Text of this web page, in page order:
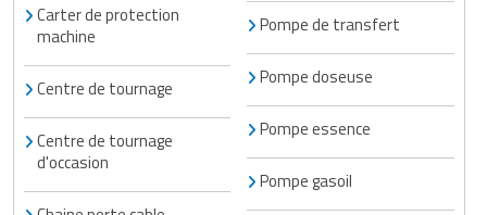
Carter de protection
machine
Centre de tournage
Centre de tournage
d'occasion
Pompe de transfert
Pompe doseuse
Pompe essence
Pompe gasoil